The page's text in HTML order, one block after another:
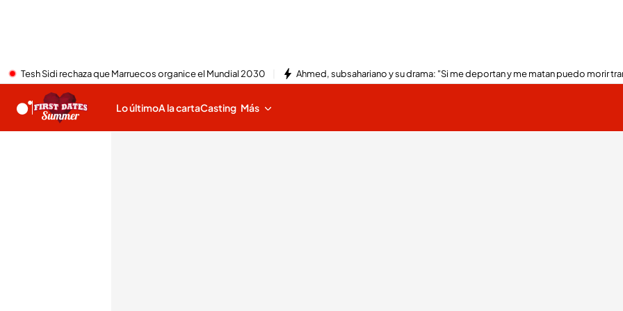
Tesh Sidi rechaza que Marruecos organice el Mundial 2030 Ahmed, subsahariano y su drama: "Si me deportan y me matan puedo morir
Lo últimoA la cartaCasting Más